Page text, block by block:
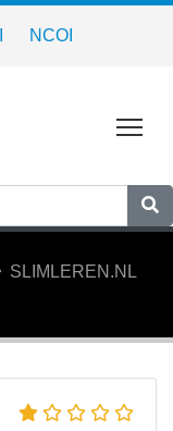
NCOI
SLIMLEREN.NL